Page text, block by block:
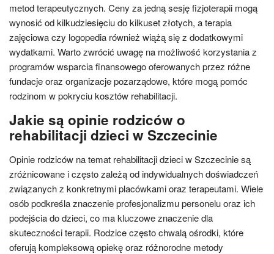
metod terapeutycznych. Ceny za jedną sesję fizjoterapii mogą
wynosić od kilkudziesięciu do kilkuset złotych, a terapia
zajęciowa czy logopedia również wiążą się z dodatkowymi
wydatkami. Warto zwrócić uwagę na możliwość korzystania z
programów wsparcia finansowego oferowanych przez różne
fundacje oraz organizacje pozarządowe, które mogą pomóc
rodzinom w pokryciu kosztów rehabilitacji.
Jakie są opinie rodziców o
rehabilitacji dzieci w Szczecinie
Opinie rodziców na temat rehabilitacji dzieci w Szczecinie są
zróżnicowane i często zależą od indywidualnych doświadczeń
związanych z konkretnymi placówkami oraz terapeutami. Wiele
osób podkreśla znaczenie profesjonalizmu personelu oraz ich
podejścia do dzieci, co ma kluczowe znaczenie dla
skuteczności terapii. Rodzice często chwalą ośrodki, które
oferują kompleksową opiekę oraz różnorodne metody